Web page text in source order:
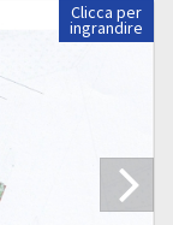
Clicca per
ingrandire